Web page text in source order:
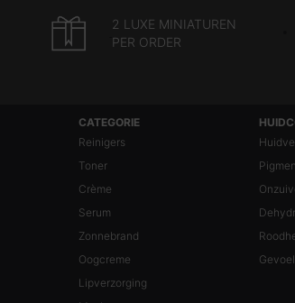
2 LUXE MINIATUREN
PER ORDER
Navigatie voettekst
CATEGORIE
Reinigers
Toner
Crème
Serum
Zonnebrand
Oogcreme
Lipverzorging